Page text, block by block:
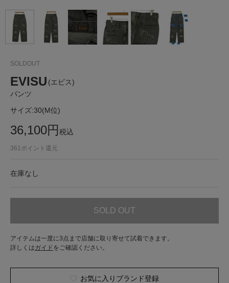
SOLDOUT
EVISU (エビス)
パンツ
サイズ:30(M位)
36,100円税込
361 ポイント還元
在庫なし
SOLD OUT
アイテムは一度に3点まで店舗に取り寄せて試着できます。
詳しくはガイド をご確認ください。
お気に入りブランド登録